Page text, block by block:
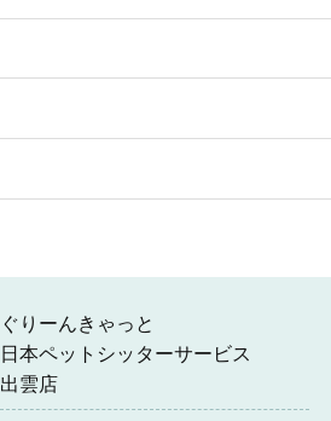
ぐりーんきゃっと
日本ペットシッターサービス
出雲店